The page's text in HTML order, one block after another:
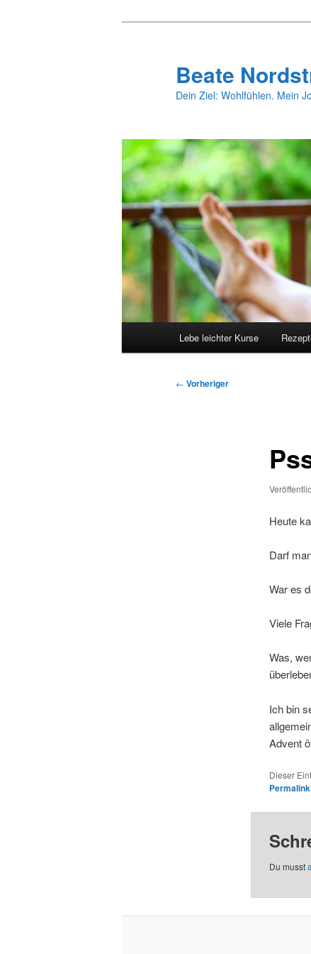
Beate
Dein Ziel: Wohlfühlen. Mein
Lebe leichter Kurse
Beitragsnavigation
← Vorheriger
Heute
Darf
War es
Viele
Was,
Ich bin
Advent
Dieser
Permalink
Du musst